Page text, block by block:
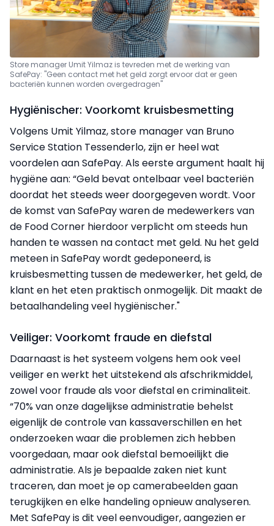
Store manager Umit Yilmaz is tevreden met de werking van
SafePay: "Geen contact met het geld zorgt ervoor dat er geen
bacteriën kunnen worden overgedragen"
Hygiënischer: Voorkomt kruisbesmetting
Volgens Umit Yilmaz, store manager van Bruno
Service Station Tessenderlo, zijn er heel wat
voordelen aan SafePay. Als eerste argument haalt hij
hygiëne aan: “Geld bevat ontelbaar veel bacteriën
doordat het steeds weer doorgegeven wordt. Voor
de komst van SafePay waren de medewerkers van
de Food Corner hierdoor verplicht om steeds hun
handen te wassen na contact met geld. Nu het geld
meteen in SafePay wordt gedeponeerd, is
kruisbesmetting tussen de medewerker, het geld, de
klant en het eten praktisch onmogelijk. Dit maakt de
betaalhandeling veel hygiënischer."
Veiliger: Voorkomt fraude en diefstal
Daarnaast is het systeem volgens hem ook veel
veiliger en werkt het uitstekend als afschrikmiddel,
zowel voor fraude als voor diefstal en criminaliteit.
“70% van onze dagelijkse administratie behelst
eigenlijk de controle van kassaverschillen en het
onderzoeken waar die problemen zich hebben
voorgedaan, maar ook diefstal bemoeilijkt die
administratie. Als je bepaalde zaken niet kunt
traceren, dan moet je op camerabeelden gaan
terugkijken en elke handeling opnieuw analyseren.
Met SafePay is dit veel eenvoudiger, aangezien er